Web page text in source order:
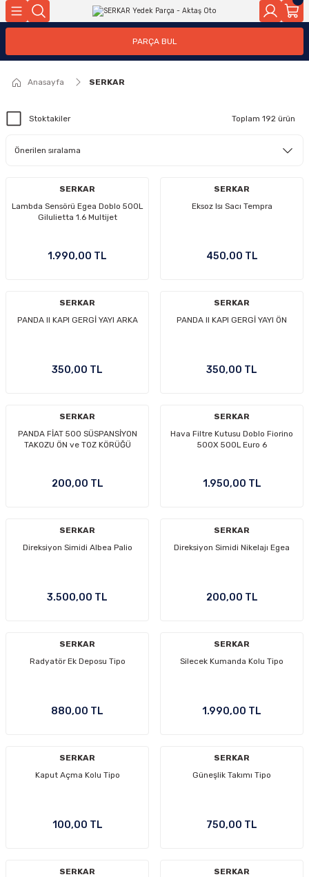
PARÇA BUL
Anasayfa SERKAR
Stoktakiler Toplam 192 ürün
SERKAR
Lambda Sensörü Egea Doblo 500L
Gilulietta 1.6 Multijet
1.990,00 TL
SERKAR
Eksoz Isı Sacı Tempra
450,00 TL
SERKAR
PANDA II KAPI GERGİ YAYI ARKA
350,00 TL
SERKAR
PANDA II KAPI GERGİ YAYI ÖN
350,00 TL
SERKAR
PANDA FİAT 500 SÜSPANSİYON
TAKOZU ÖN ve TOZ KÖRÜĞÜ
200,00 TL
SERKAR
Hava Filtre Kutusu Doblo Fiorino
500X 500L Euro 6
1.950,00 TL
SERKAR
Direksiyon Simidi Albea Palio
3.500,00 TL
SERKAR
Direksiyon Simidi Nikelajı Egea
200,00 TL
SERKAR
Radyatör Ek Deposu Tipo
880,00 TL
SERKAR
Silecek Kumanda Kolu Tipo
1.990,00 TL
SERKAR
Kaput Açma Kolu Tipo
100,00 TL
SERKAR
Güneşlik Takımı Tipo
750,00 TL
SERKAR
SERKAR